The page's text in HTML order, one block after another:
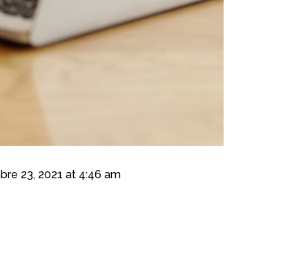
23, 2021 at 4:46 am